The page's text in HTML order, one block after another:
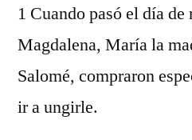
1 Cuando pasó el día
Magdalena, María la
Salomé, compraron
ir a ungirle.